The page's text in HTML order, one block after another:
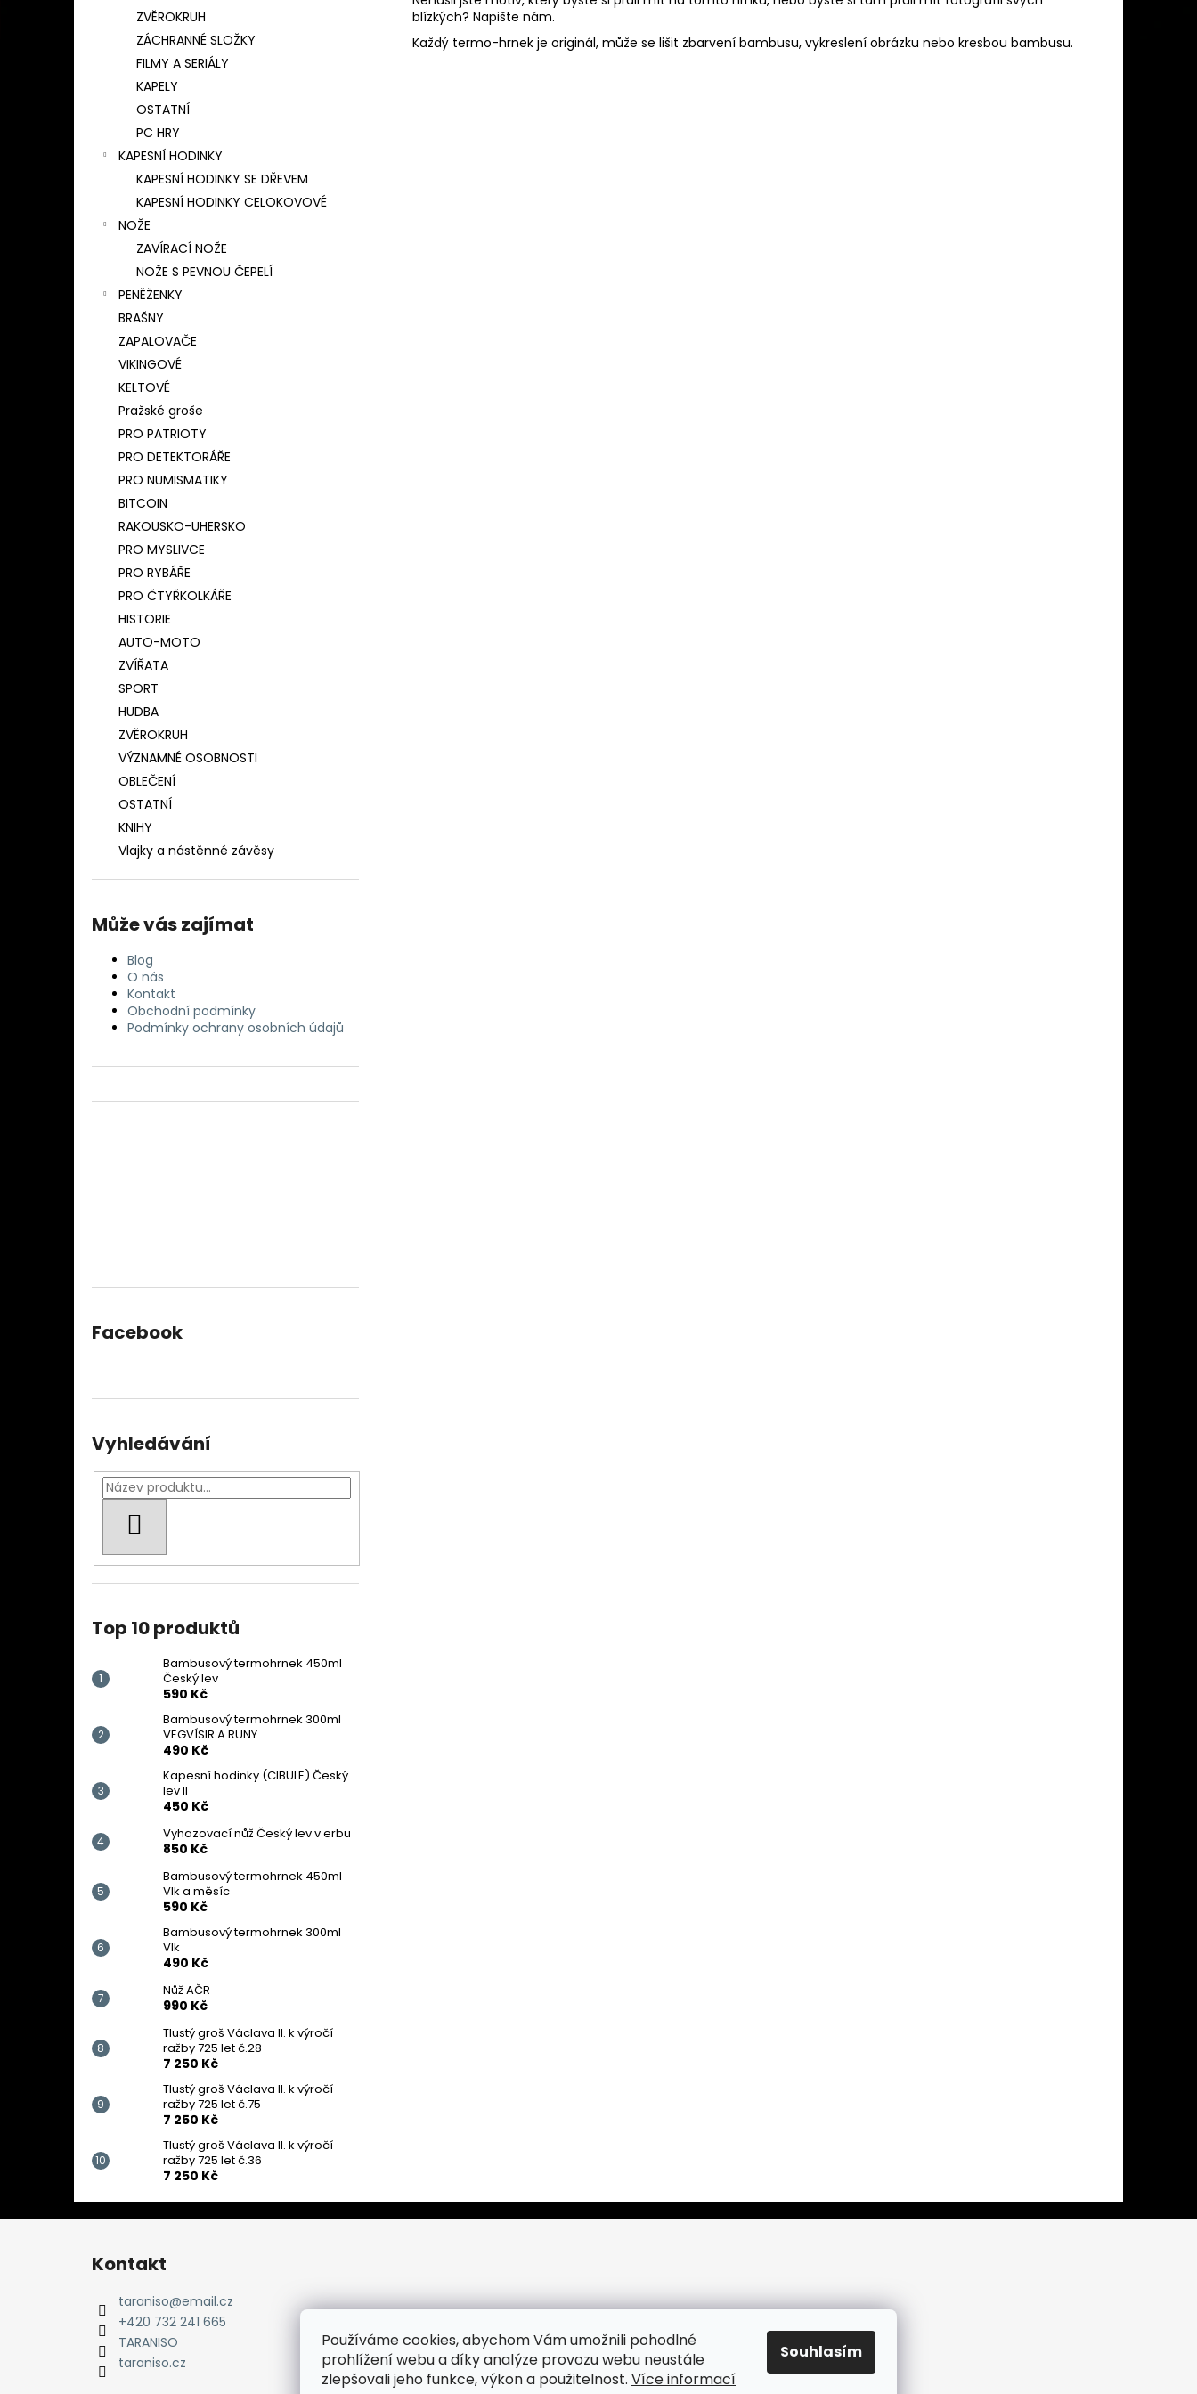
Používáme cookies, abychom Vám umožnili pohodlné
prohlížení webu a díky analýze provozu webu neustále
zlepšovali jeho funkce, výkon a použitelnost. Více informací
Souhlasím
ZVĚROKRUH
ZÁCHRANNÉ SLOŽKY
FILMY A SERIÁLY
KAPELY
OSTATNÍ
PC HRY
KAPESNÍ HODINKY
KAPESNÍ HODINKY SE DŘEVEM
KAPESNÍ HODINKY CELOKOVOVÉ
NOŽE
ZAVÍRACÍ NOŽE
NOŽE S PEVNOU ČEPELÍ
PENĚŽENKY
BRAŠNY
ZAPALOVAČE
VIKINGOVÉ
KELTOVÉ
Pražské groše
PRO PATRIOTY
PRO DETEKTORÁŘE
PRO NUMISMATIKY
BITCOIN
RAKOUSKO-UHERSKO
PRO MYSLIVCE
PRO RYBÁŘE
PRO ČTYŘKOLKÁŘE
HISTORIE
AUTO-MOTO
ZVÍŘATA
SPORT
HUDBA
ZVĚROKRUH
VÝZNAMNÉ OSOBNOSTI
OBLEČENÍ
OSTATNÍ
KNIHY
Vlajky a nástěnné závěsy
Může vás zajímat
Blog
O nás
Kontakt
Obchodní podmínky
Podmínky ochrany osobních údajů
Facebook
Vyhledávání
Top 10 produktů
Bambusový termohrnek 450ml
Český lev
590 Kč
Bambusový termohrnek 300ml
VEGVÍSIR A RUNY
490 Kč
Kapesní hodinky (CIBULE) Český
lev II
450 Kč
Vyhazovací nůž Český lev v erbu
850 Kč
Bambusový termohrnek 450ml
Vlk a měsíc
590 Kč
Bambusový termohrnek 300ml
Vlk
490 Kč
Nůž AČR
990 Kč
Tlustý groš Václava II. k výročí
ražby 725 let č.28
7 250 Kč
Tlustý groš Václava II. k výročí
ražby 725 let č.75
7 250 Kč
Tlustý groš Václava II. k výročí
ražby 725 let č.36
7 250 Kč
blízkých? Napište nám.
Každý termo-hrnek je originál, může se lišit zbarvení bambusu, vykreslení obrázku nebo kresbou bambusu.
Z
Kontakt
taraniso@email.cz
+420 732 241 665
TARANISO
taraniso.cz